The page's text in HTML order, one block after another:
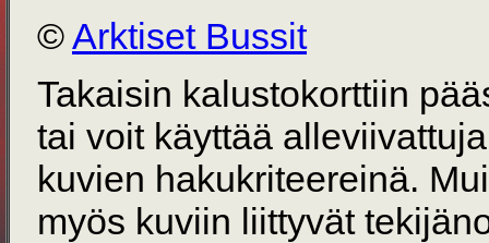
©Arktiset Bussit
Takaisin kalustokorttiin
tai voit käyttää
kuvien hakukriteereinä.
myös kuviin liittyvät